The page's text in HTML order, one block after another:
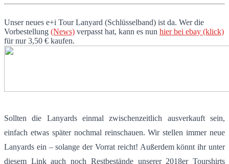
Unser neues e+i Tour Lanyard (Schlüsselband) ist da. Wer die
Vorbestellung (News) verpasst hat, kann es nun hier bei ebay (klick)
für nur 3,50 € kaufen.
Sollten die Lanyards einmal zwischenzeitlich ausverkauft sein,
einfach etwas später nochmal reinschauen. Wir stellen immer neue
Lanyards ein – solange der Vorrat reicht! Außerdem könnt ihr unter
diesem Link auch noch Restbestände unserer 2018er Tourshirts